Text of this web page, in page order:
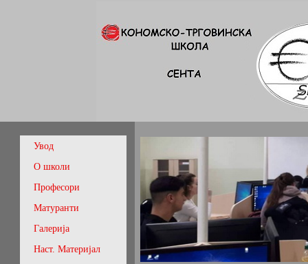
Увод
О школи
Професори
Матуранти
Галерија
Наст. Материјал